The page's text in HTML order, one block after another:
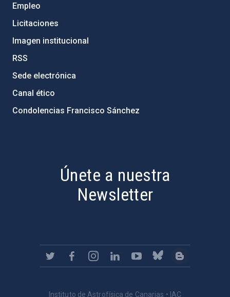
Empleo
Licitaciones
Imagen institucional
RSS
Sede electrónica
Canal ético
Condolencias Francisco Sánchez
Únete a nuestra
Newsletter
Instituto de Astrofísica de Canarias • IAC